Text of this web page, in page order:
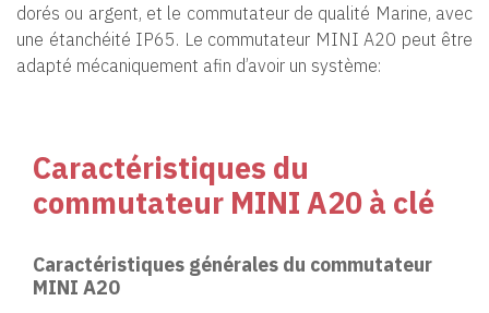
dorés ou argent, et le commutateur de qualité Marine, avec
une étanchéité IP65. Le commutateur MINI A20 peut être
adapté mécaniquement afin d’avoir un système:
Caractéristiques du
commutateur MINI A20 à clé
Caractéristiques générales du commutateur
MINI A20